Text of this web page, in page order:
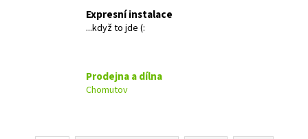
Expresní instalace
...když to jde (:
Prodejna a dílna
Chomutov